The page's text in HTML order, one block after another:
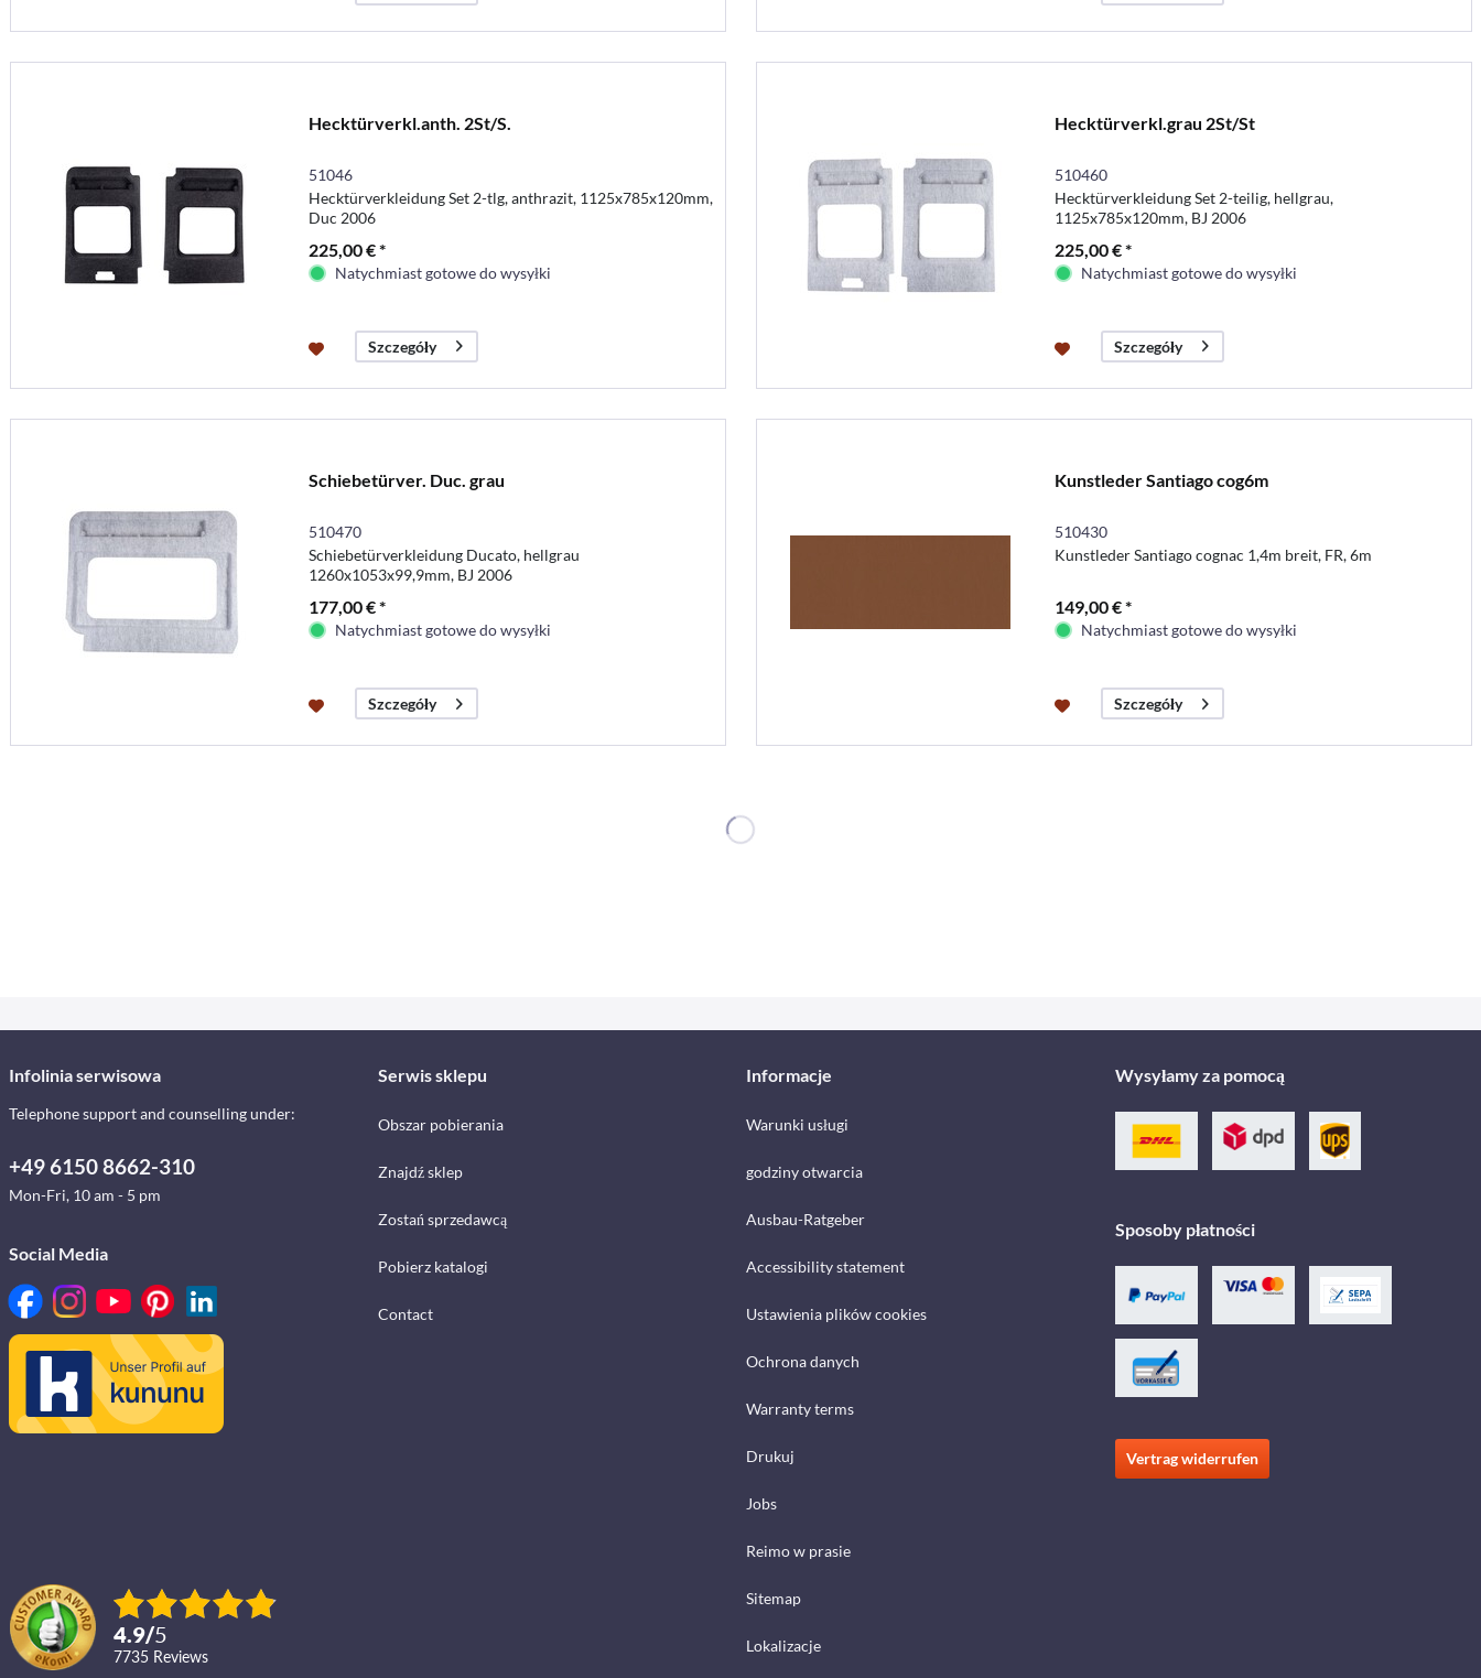
Hecktürverkl.anth. 2St/S.
51046
Hecktürverkleidung Set 2-tlg, anthrazit, 1125x785x120mm,
Duc 2006
225,00 € *
Natychmiast gotowe do wysyłki
Szczegóły
Hecktürverkl.grau 2St/St
510460
Hecktürverkleidung Set 2-teilig, hellgrau,
1125x785x120mm, BJ 2006
225,00 € *
Natychmiast gotowe do wysyłki
Szczegóły
Schiebetürver. Duc. grau
510470
Schiebetürverkleidung Ducato, hellgrau
1260x1053x99,9mm, BJ 2006
177,00 € *
Natychmiast gotowe do wysyłki
Szczegóły
Kunstleder Santiago cog6m
510430
Kunstleder Santiago cognac 1,4m breit, FR, 6m
149,00 € *
Natychmiast gotowe do wysyłki
Szczegóły
Infolinia serwisowa
Telephone support and counselling under:
+49 6150 8662-310
Mon-Fri, 10 am - 5 pm
Social Media
4.9/5
7735 reviews
Serwis sklepu
Obszar pobierania
Znajdź sklep
Zostań sprzedawcą
Pobierz katalogi
Contact
Informacje
Warunki usługi
godziny otwarcia
Ausbau-Ratgeber
Accessibility statement
Ustawienia plików cookies
Ochrona danych
Warranty terms
Drukuj
Jobs
Reimo w prasie
Sitemap
Lokalizacje
Wysyłamy za pomocą
Sposoby płatności
Vertrag widerrufen